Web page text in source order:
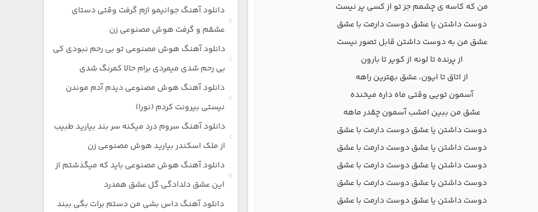
من که کاسه ی چشمم جز تو از کسی پر نیست
دوست داشتن یا عشق دوست دارمت با عشق
عشق من به دوست داشتن قابل تصور نیست
از پرنده تا لونه از کویر تا بارون
از اتاق تا ایون، عشق بهترین راهه
آسمون تویی وقتی ماه داره میخنده
عشق من ببین امشب آسمون چقدر ماهه
دوست داشتن یا عشق دوست دارمت با عشق
دوست داشتن یا عشق دوست دارمت با عشق
دوست داشتن یا عشق دوست دارمت با عشق
دوست داشتن یا عشق دوست دارمت با عشق
دوست داشتن یا عشق دوست دارمت با عشق
دانلود آهنگ جوانیمو ازم گرفت وقتی دستای
عشقم و گرفت هوش مصنوعی زن
دانلود آهنگ هوش مصنوعی تو بی رحم نبودی کی
بی رحم شدی میمردی برام حالا کمرنگ شدی
دانلود آهنگ هوش مصنوعی دیدم آدم موندن
نیستی بیرونت کردم (نورا)
دانلود آهنگ سروم درد میکنه سر بند بیارید طبیب
از ملک اسکندر بیارید هوش مصنوعی زن
دانلود آهنگ هوش مصنوعی باید که میگذشتم از
این عشق دلدادگی گل عشق همدرد
دانلود آهنگ داس بشی من دستم برات بگی ببند